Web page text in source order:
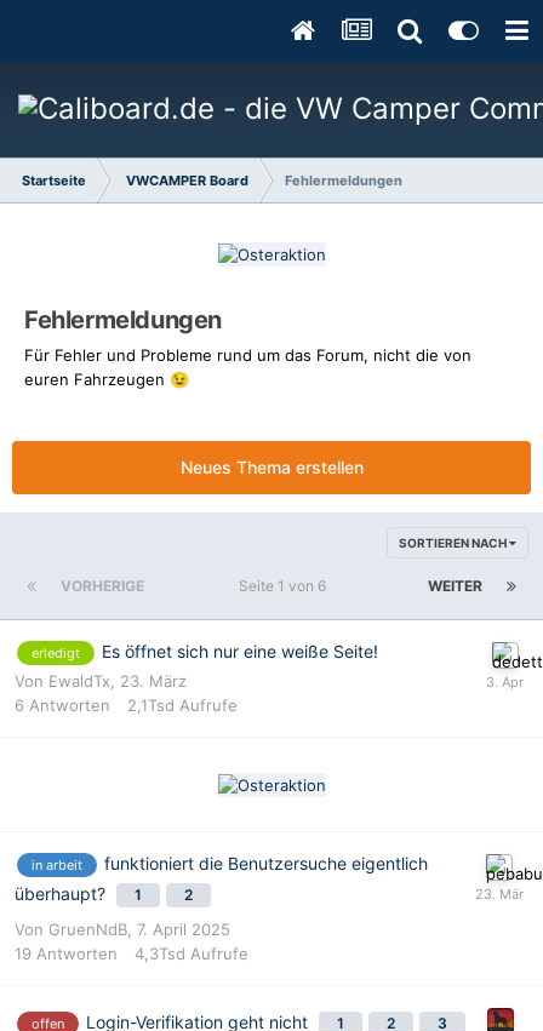
Startseite VWCAMPER Board Fehlermeldungen
Fehlermeldungen
Für Fehler und Probleme rund um das Forum, nicht die von
euren Fahrzeugen 😉
Neues Thema erstellen
SORTIEREN NACH
VORHERIGE WEITER
Seite 1 von 6
erledigt Es öffnet sich nur eine weiße Seite!
Von EwaldTx
23. März
6 Antworten 2,1Tsd Aufrufe
in arbeit
funktioniert die Benutzersuche eigentlich
überhaupt?
1 2
Von GruenNdB 7. April 2025
19 Antworten 4,3Tsd Aufrufe
offen Login-Verifikation geht nicht 1 2 3